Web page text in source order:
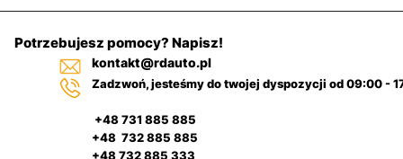
Potrzebujesz pomocy? Napisz!
kontakt@rdauto.pl
Zadzwoń, jesteśmy do twojej dyspozycji od 09:00 -
+48 731 885 885
+48 732 885 885
+48 732 885 333